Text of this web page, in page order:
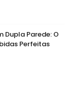
Dupla Parede: O
Perfeitas